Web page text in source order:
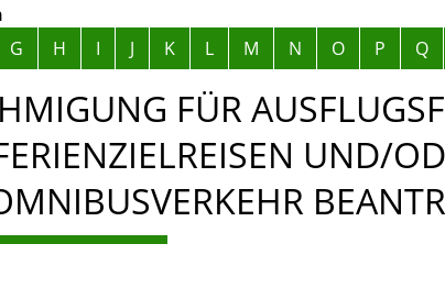
Register überspringen
G H I J K L M N O P Q
FÜR
UND/